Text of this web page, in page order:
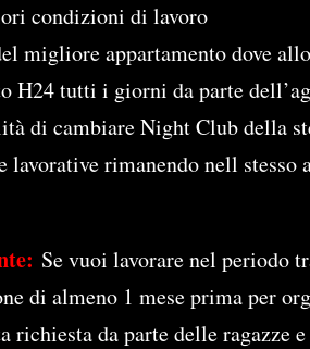
condizioni di lavoro
migliore appartamento dove
H24 tutti i giorni da parte
di cambiare Night Club della
lavorative rimanendo nell stesso
Se vuoi lavorare nel periodo
di almeno 1 mese prima per
richiesta da parte delle ragazze